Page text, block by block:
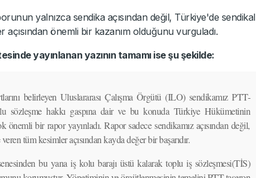
yalnızca sendika açısından değil, Türkiye'de sendikal
önemli bir kazanım olduğunu vurguladı.
yayınlanan yazının tamamı ise şu şekilde:
belirleyen Uluslararası Çalışma Örgütü (ILO) sendikamız PTT-
sözleşme hakkı gaspına dair ve bu konuda Türkiye Hükümetinin
önemli bir rapor yayınladı. Rapor sadece sendikamız açısından değil,
tüm kesimler açısından kayda değer bir başarıdır.
bu yana iş kolu barajı üstü kalarak toplu iş sözleşmesi(TİS)